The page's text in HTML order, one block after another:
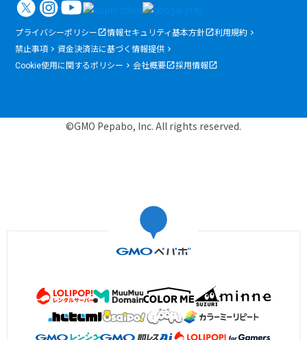
プライバシーポリシー 情報セキュリティ基本方針
利用規約
禁止事項
資金決済法に基づく情報提供
Cookie使用に関するポリシー
会社概要 採用情報
©GMO Pepabo, Inc. All rights reserved.